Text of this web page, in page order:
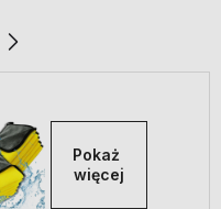
Pokaż
więcej